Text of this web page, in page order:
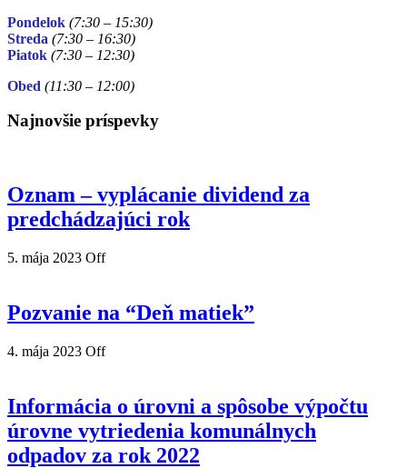
Pondelok (7:30 – 15:30)
Streda (7:30 – 16:30)
Piatok (7:30 – 12:30)
Obed (11:30 – 12:00)
Najnovšie príspevky
Oznam – vyplácanie dividend za
predchádzajúci rok
5. mája 2023 Off
Pozvanie na “Deň matiek”
4. mája 2023 Off
Informácia o úrovni a spôsobe výpočtu
úrovne vytriedenia komunálnych
odpadov za rok 2022